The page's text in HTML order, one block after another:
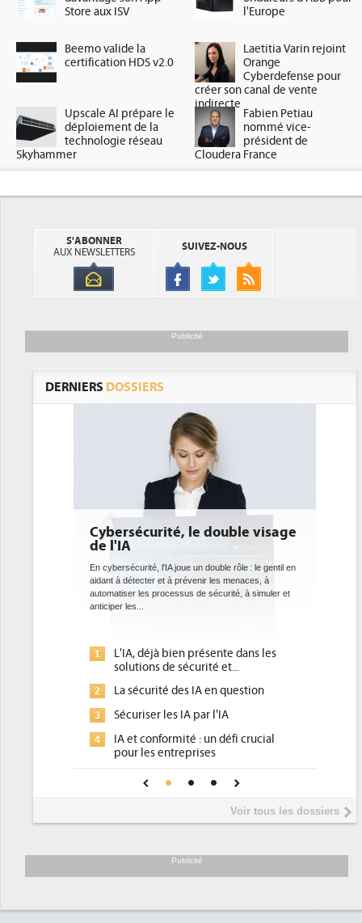
Store aux ISV
l'Europe
Beemo valide la
certification HDS v2.0
Laetitia Varin rejoint
Orange
Cyberdefense pour
créer son canal de vente
indirecte
Upscale AI prépare le
déploiement de la
technologie réseau
Skyhammer
Fabien Petiau
nommé vice-
président de
Cloudera France
S'ABONNER
AUX NEWSLETTERS
SUIVEZ-NOUS
Publicité
DERNIERS DOSSIERS
le double visage
l'IA joue un double rôle : le gentil en
et à prévenir les menaces, à
processus de sécurité, à simuler et
bien présente dans les
des IA en question
: un défi crucial
DEE: l'efficacité
bientôt une obligation
datacenters
Des datacenters plus durables et plus
ce que recherchent les pouvoirs publics
1
Qu'est-ce que la DEE
d'efficacité énergétique) ?
2
DEE, une pression
place pour répondre à...
Phocea DC dans les cordes
DEE
Interview de Fabrice
président de Digital Realty...
soutient les...
Voir tous les dossiers
Publicité